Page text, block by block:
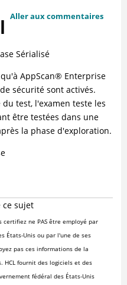
Aller aux commentaires
Sérialisé
AppScan® Enterprise
sécurité sont activés.
test, l'examen teste les
être testées dans une
la phase d'exploration.
ce sujet
certifiez ne PAS être employé par
États-Unis ou par l'une de ses
pas ces informations de la
HCL fournit des logiciels et des
fédéral des États-Unis